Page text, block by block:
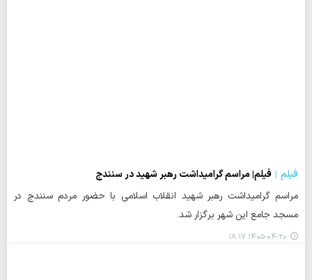
فیلم
فیلم| مراسم گرامیداشت رهبر شهید در سنندج
مراسم گرامیداشت رهبر شهید انقلاب اسلامی با حضور مردم سنندج در
مسجد جامع این شهر برگزار شد.
۱۴۰۵-۰۴-۲۰ ۱۸:۱۷